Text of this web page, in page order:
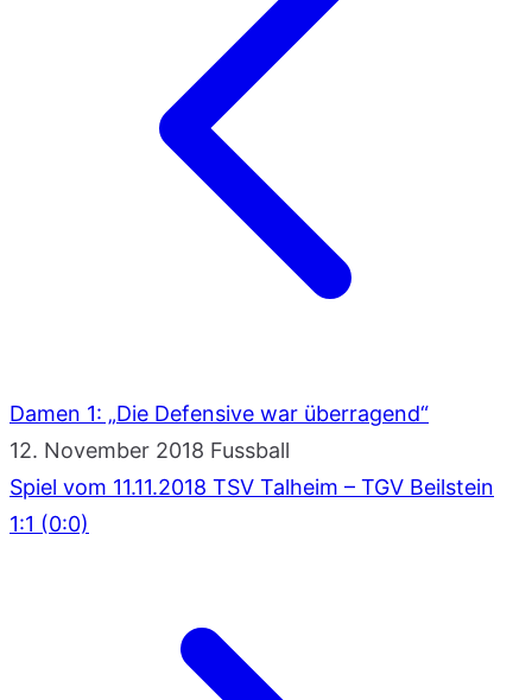
Damen 1: „Die Defensive war überragend“
12. November 2018 Fussball
Spiel vom 11.11.2018 TSV Talheim – TGV Beilstein
1:1 (0:0)